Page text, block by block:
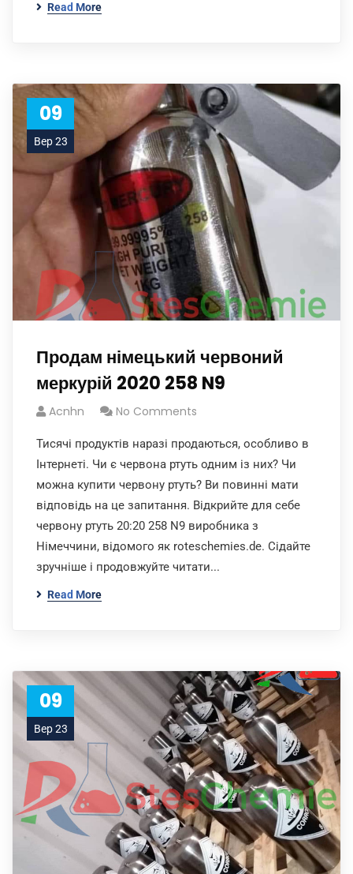
Read More
09
Вер 23
Продам німецький червоний
меркурій 2020 258 N9
Acnhn No Comments
Тисячі продуктів наразі продаються, особливо в
Інтернеті. Чи є червона ртуть одним із них? Чи
можна купити червону ртуть? Ви повинні мати
відповідь на це запитання. Відкрийте для себе
червону ртуть 20:20 258 N9 виробника з
Німеччини, відомого як roteschemies.de. Сідайте
зручніше і продовжуйте читати...
Read More
09
Вер 23